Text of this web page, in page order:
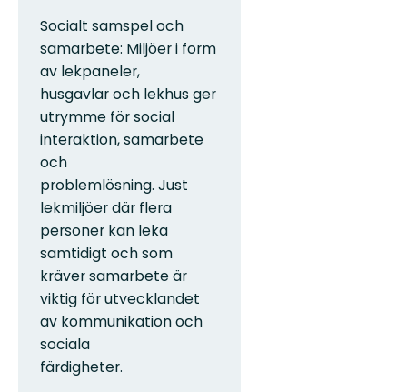
Socialt samspel och
samarbete: Miljöer i form
av lekpaneler,
husgavlar och lekhus ger
utrymme för social
interaktion, samarbete
och
problemlösning. Just
lekmiljöer där flera
personer kan leka
samtidigt och som
kräver samarbete är
viktig för utvecklandet
av kommunikation och
sociala
färdigheter.